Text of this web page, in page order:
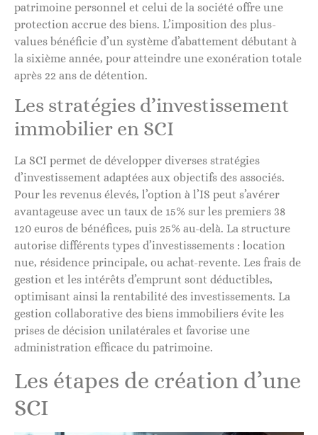
patrimoine personnel et celui de la société offre une
protection accrue des biens. L’imposition des plus-
values bénéficie d’un système d’abattement débutant à
la sixième année, pour atteindre une exonération totale
après 22 ans de détention.
Les stratégies d’investissement
immobilier en SCI
La SCI permet de développer diverses stratégies
d’investissement adaptées aux objectifs des associés.
Pour les revenus élevés, l’option à l’IS peut s’avérer
avantageuse avec un taux de 15% sur les premiers 38
120 euros de bénéfices, puis 25% au-delà. La structure
autorise différents types d’investissements : location
nue, résidence principale, ou achat-revente. Les frais de
gestion et les intérêts d’emprunt sont déductibles,
optimisant ainsi la rentabilité des investissements. La
gestion collaborative des biens immobiliers évite les
prises de décision unilatérales et favorise une
administration efficace du patrimoine.
Les étapes de création d’une
SCI